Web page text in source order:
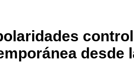
desde